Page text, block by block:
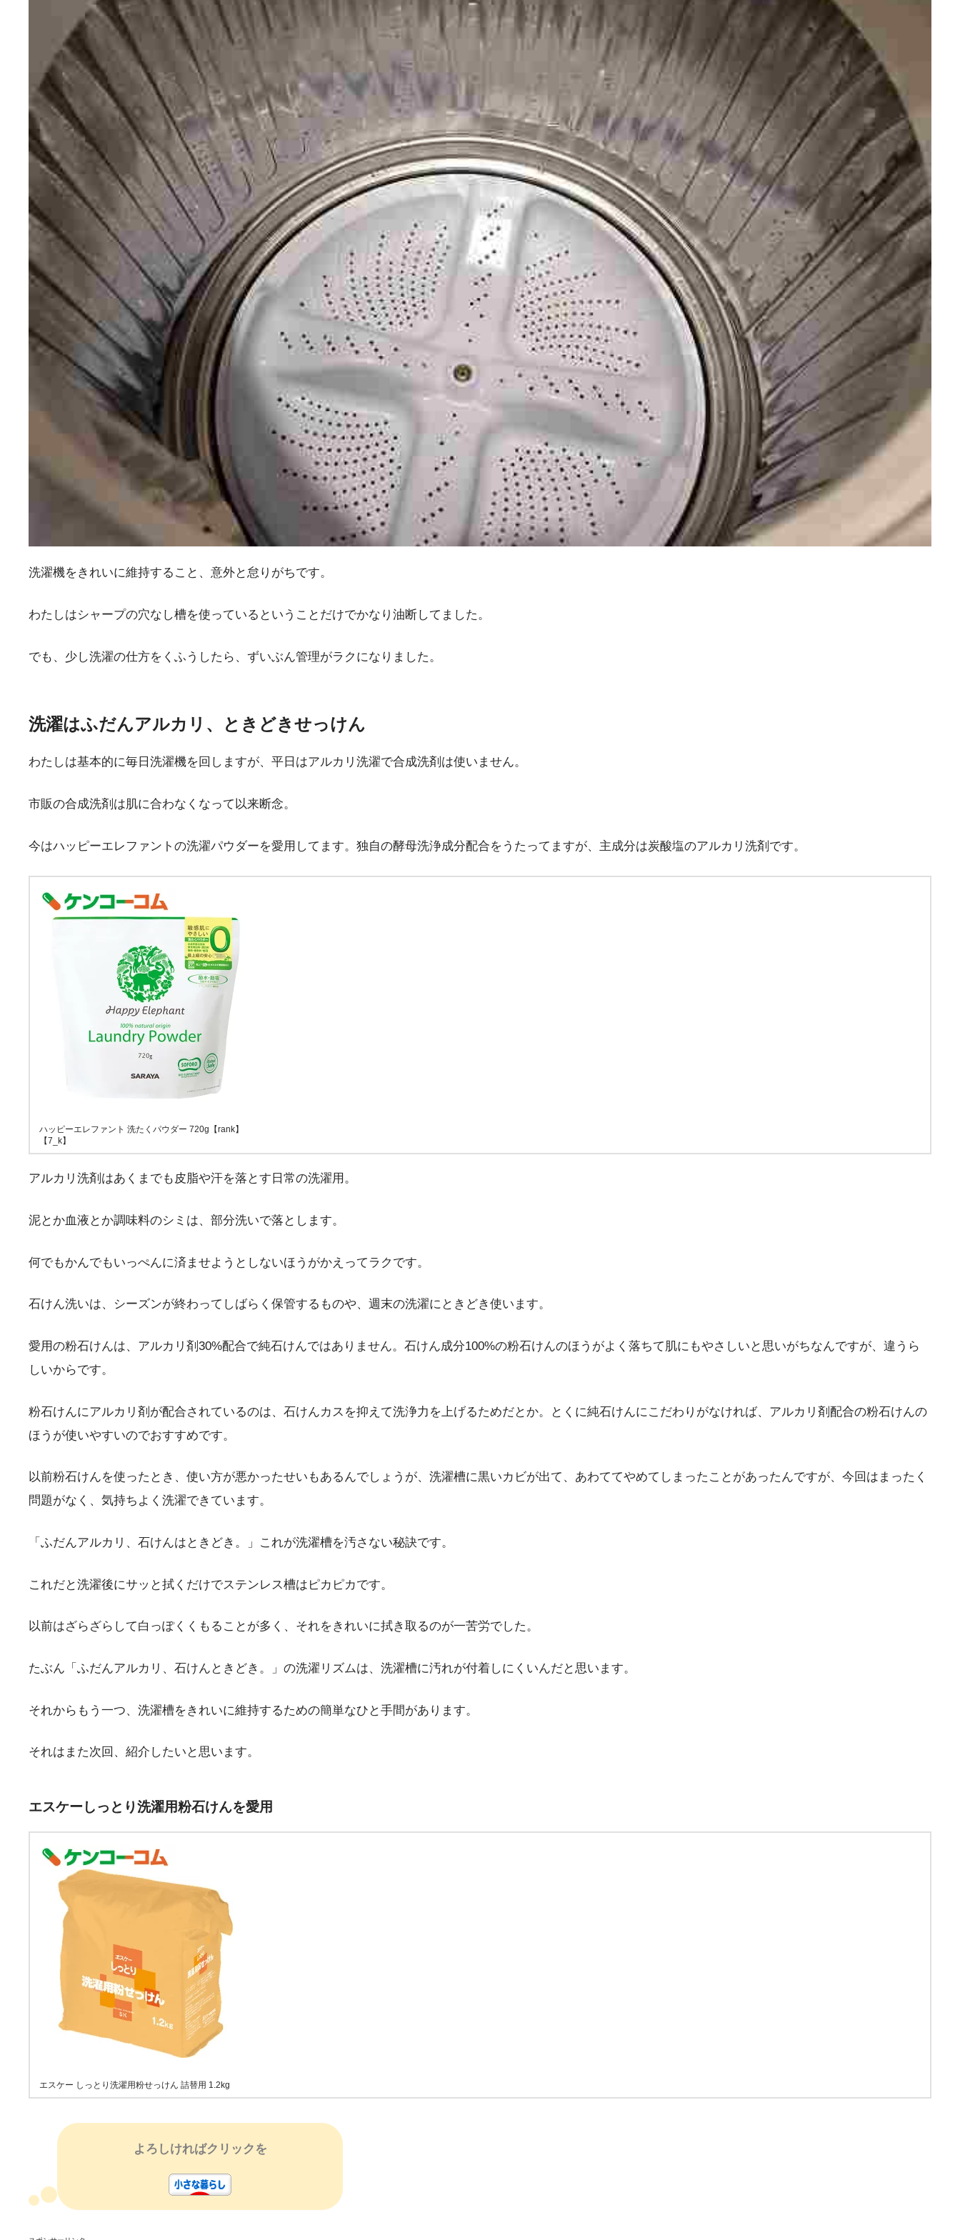
洗濯機をきれいに維持すること、意外と怠りがちです。
わたしはシャープの穴なし槽を使っているということだけでかなり油断してました。
でも、少し洗濯の仕方をくふうしたら、ずいぶん管理がラクになりました。
洗濯はふだんアルカリ、ときどきせっけん
わたしは基本的に毎日洗濯機を回しますが、平日はアルカリ洗濯で合成洗剤は使いません。
市販の合成洗剤は肌に合わなくなって以来断念。
今はハッピーエレファントの洗濯パウダーを愛用してます。独自の酵母洗浄成分配合をうたってますが、主成分は炭酸塩のアルカリ洗剤です。
ハッピーエレファント 洗たくパウダー 720g【rank】
【7_k】
アルカリ洗剤はあくまでも皮脂や汗を落とす日常の洗濯用。
泥とか血液とか調味料のシミは、部分洗いで落とします。
何でもかんでもいっぺんに済ませようとしないほうがかえってラクです。
石けん洗いは、シーズンが終わってしばらく保管するものや、週末の洗濯にときどき使います。
愛用の粉石けんは、アルカリ剤30%配合で純石けんではありません。石けん成分100%の粉石けんのほうがよく落ちて肌にもやさしいと思いがちなんですが、違うら
しいからです。
粉石けんにアルカリ剤が配合されているのは、石けんカスを抑えて洗浄力を上げるためだとか。とくに純石けんにこだわりがなければ、アルカリ剤配合の粉石けんの
ほうが使いやすいのでおすすめです。
以前粉石けんを使ったとき、使い方が悪かったせいもあるんでしょうが、洗濯槽に黒いカビが出て、あわててやめてしまったことがあったんですが、今回はまったく
問題がなく、気持ちよく洗濯できています。
「ふだんアルカリ、石けんはときどき。」これが洗濯槽を汚さない秘訣です。
これだと洗濯後にサッと拭くだけでステンレス槽はピカピカです。
以前はざらざらして白っぽくくもることが多く、それをきれいに拭き取るのが一苦労でした。
たぶん「ふだんアルカリ、石けんときどき。」の洗濯リズムは、洗濯槽に汚れが付着しにくいんだと思います。
それからもう一つ、洗濯槽をきれいに維持するための簡単なひと手間があります。
それはまた次回、紹介したいと思います。
エスケーしっとり洗濯用粉石けんを愛用
エスケー しっとり洗濯用粉せっけん 詰替用 1.2kg
よろしければクリックを